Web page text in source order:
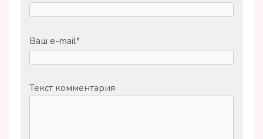
Ваш e-mail*
Текст комментария